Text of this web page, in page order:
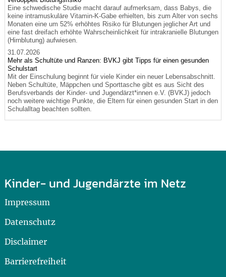
Eine schwedische Studie macht darauf aufmerksam, dass Babys, die
keine intramuskuläre Vitamin-K-Gabe erhielten, bis zum Alter von sechs
Monaten eine um 52% erhöhtes Risiko für Blutungen jeglicher Art und
eine fast dreifach erhöhte Wahrscheinlichkeit für intrakranielle Blutungen
(Hirnblutung) aufwiesen.
31.07.2026
Mehr als Schultüte und Ranzen: BVKJ gibt Tipps für einen gesunden
Schulstart
Mit der Einschulung beginnt für viele Kinder ein neuer Lebensabschnitt.
Neben Schultüte, Mäppchen und Sporttasche gibt es aus Sicht des
Berufsverbands der Kinder- und Jugendärzt*innen e.V. (BVKJ) jedoch
noch weitere wichtige Punkte, die Eltern für einen gesunden Start in den
Schulalltag beachten sollten.
Kinder- und Jugendärzte im Netz
Impressum
Datenschutz
Disclaimer
Barrierefreiheit